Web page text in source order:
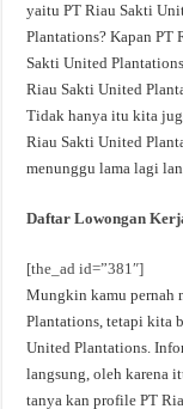
yaitu PT Riau Sakti
Plantations? Kapan PT
Sakti United
Riau Sakti United
Tidak hanya itu kita
Riau Sakti United
menunggu lama lagi
Daftar Lowongan
[the_ad id=”381″]
Mungkin kamu pernah
Plantations, tetapi kita
United Plantations.
langsung, oleh karena
tanya kan profile PT